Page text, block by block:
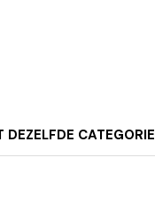
DEZELFDE CATEGORIE